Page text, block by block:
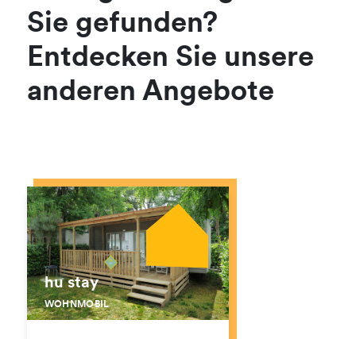
Sie gefunden?
Entdecken Sie unsere
anderen Angebote
hu stay
WOHNMOBIL